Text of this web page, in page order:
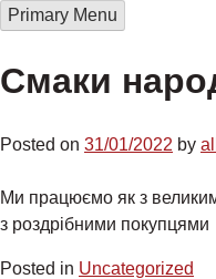
Skip
content
Компанія Каравай
Компанія Каравай
Primary Menu
Cмаки
Posted on 31/01/2022 by
Ми працюємо як з
з роздрібними покупцями
Posted in Uncategorized